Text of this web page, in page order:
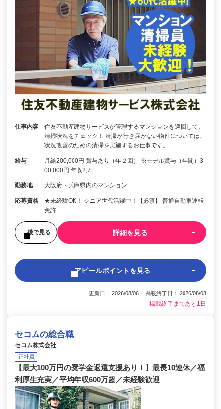
仕事内容
住友不動産建物サービスが管理するマンションを巡回して、
清掃状況をチェック！ 清掃が行き届かない物件については、
状況改善のための清掃を実施するお仕事です。 …
給与
月給200,000円 賞与あり（年２回） ※モデル賞与（年間）3
00,000円 年収2,7…
勤務地 大阪府・兵庫県内のマンション
応募資格
★未経験OK！ シニア世代活躍中！【必須】 普通自動車運転
免許
後で見る 詳細を見る
アピールポイントを見る
更新日： 2026/08/06 掲載終了日： 2026/08/08
掲載終了まであと1日
セコムの総合職
セコム株式会社
正社員
【最大100万円の奨学金返還支援あり！】最長10連休／福
利厚生充実／平均年収600万超／未経験歓迎